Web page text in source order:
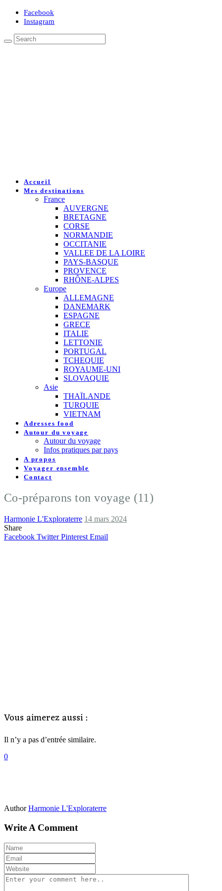
Facebook
Instagram
Accueil
Mes destinations
France
AUVERGNE
BRETAGNE
CORSE
NORMANDIE
OCCITANIE
VALLEE DE LA LOIRE
PAYS-BASQUE
PROVENCE
RHÔNE-ALPES
Europe
ALLEMAGNE
DANEMARK
ESPAGNE
GRECE
ITALIE
LETTONIE
PORTUGAL
TCHEQUIE
ROYAUME-UNI
SLOVAQUIE
Asie
THAÏLANDE
TURQUIE
VIETNAM
Adresses food
Autour du voyage
Autour du voyage
Infos pratiques par pays
A propos
Voyager ensemble
Contact
Co-préparons ton voyage (11)
Harmonie L'Exploraterre 14 mars 2024
Share
Facebook Twitter Pinterest Email
Vous aimerez aussi :
Il n’y a pas d’entrée similaire.
0
Author Harmonie L'Exploraterre
Write A Comment